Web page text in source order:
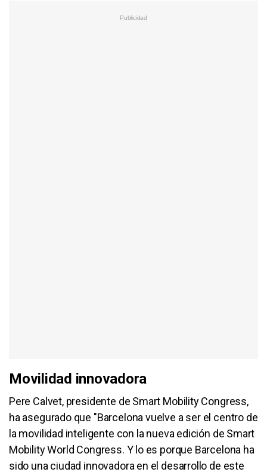
Movilidad innovadora
Pere Calvet, presidente de Smart Mobility Congress,
ha asegurado que "Barcelona vuelve a ser el centro de
la movilidad inteligente con la nueva edición de Smart
Mobility World Congress. Y lo es porque Barcelona ha
sido una ciudad innovadora en el desarrollo de este